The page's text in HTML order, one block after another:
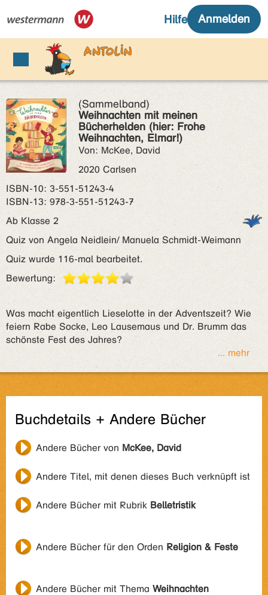
(Sammelband)
Weihnachten mit meinen
Bücherhelden (hier: Frohe
Weihnachten, Elmar!)
Von: McKee, David
2020 Carlsen
ISBN‑10: 3-551-51243-4
ISBN‑13: 978-3-551-51243-7
Ab Klasse 2
Quiz von Angela Neidlein/ Manuela Schmidt-Weimann
Quiz wurde 116-mal bearbeitet.
Bewertung:
Was macht eigentlich Lieselotte in der Adventszeit? Wie
feiern Rabe Socke, Leo Lausemaus und Dr. Brumm das
schönste Fest des Jahres?
... mehr
Buchdetails + Andere Bücher
Andere Bücher von McKee, David
Andere Titel, mit denen dieses Buch verknüpft ist
Andere Bücher mit Rubrik Belletristik
Andere Bücher für den Orden Religion & Feste
Andere Bücher mit Thema Weihnachten